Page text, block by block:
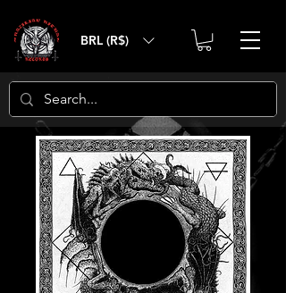
BRL (R$)